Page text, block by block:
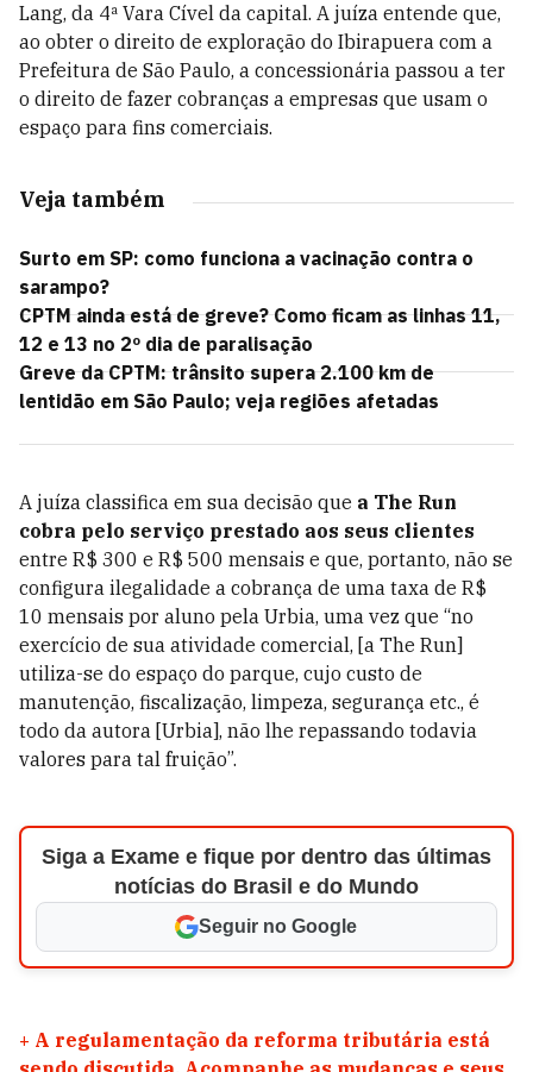
Lang, da 4ª Vara Cível da capital. A juíza entende que,
ao obter o direito de exploração do Ibirapuera com a
Prefeitura de São Paulo, a concessionária passou a ter
o direito de fazer cobranças a empresas que usam o
espaço para fins comerciais.
Veja também
Surto em SP: como funciona a vacinação contra o
sarampo?
CPTM ainda está de greve? Como ficam as linhas 11,
12 e 13 no 2º dia de paralisação
Greve da CPTM: trânsito supera 2.100 km de
lentidão em São Paulo; veja regiões afetadas
A juíza classifica em sua decisão que a The Run
cobra pelo serviço prestado aos seus clientes
entre R$ 300 e R$ 500 mensais e que, portanto, não se
configura ilegalidade a cobrança de uma taxa de R$
10 mensais por aluno pela Urbia, uma vez que “no
exercício de sua atividade comercial, [a The Run]
utiliza-se do espaço do parque, cujo custo de
manutenção, fiscalização, limpeza, segurança etc., é
todo da autora [Urbia], não lhe repassando todavia
valores para tal fruição”.
Siga a Exame e fique por dentro das últimas
notícias do Brasil e do Mundo
Seguir no Google
+ A regulamentação da reforma tributária está